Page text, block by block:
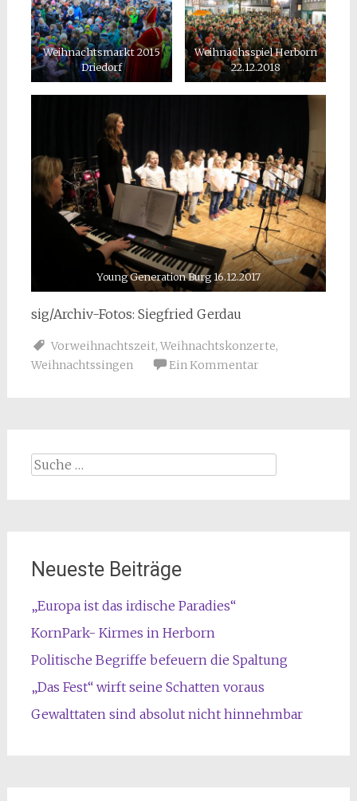
Weihnachtsmarkt 2015
Driedorf
Weihnachsspiel Herborn
22.12.2018
Young Generation Burg 16.12.2017
sig/Archiv-Fotos: Siegfried Gerdau
Vorweihnachtszeit, Weihnachtskonzerte,
Weihnachtssingen
Ein Kommentar
Suche
nach:
Neueste Beiträge
„Europa ist das irdische Paradies“
KornPark- Kirmes in Herborn
Politische Begriffe befeuern die Spaltung
„Das Fest“ wirft seine Schatten voraus
Gewalttaten sind absolut nicht hinnehmbar